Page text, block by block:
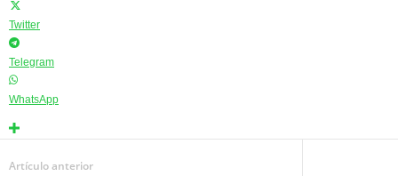
Twitter
Telegram
WhatsApp
Artículo anterior